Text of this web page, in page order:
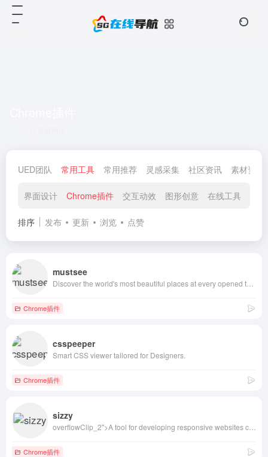
UED团队 常用工具 常用推荐 灵感采集 社区资讯 素材资源
界面设计 Chrome插件 交互动效 图形创意 在线工具
排序 发布 更新 浏览 点赞
mustsee
Chrome插件
csspeeper
Smart CSS viewer tailored for Designers.
Chrome插件
sizzy
Chrome插件